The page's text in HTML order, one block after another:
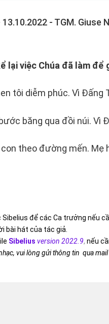
13.10.2022 - TGM. Giuse
lại việc Chúa đã làm
tôi diễm phúc. Vì
băng qua đồi núi. Vì
theo đường mến.
Sibelius để các Ca trưởng nếu
bài hát của tác giả.
Sibelius version 2022.9, nếu
vui lòng gửi thông tin qua